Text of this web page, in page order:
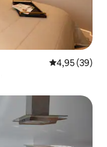
Gemiddelde
4,95 (39)